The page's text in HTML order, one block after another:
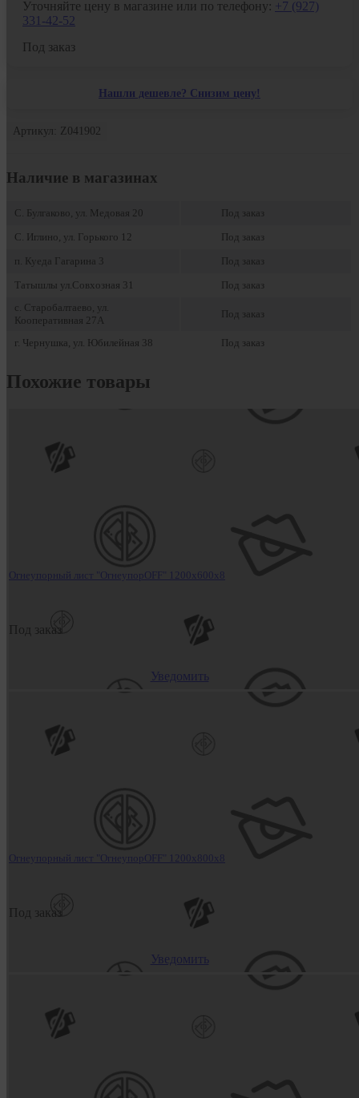
Уточняйте цену в магазине или по телефону: +7 (927)
331-42-52
Под заказ
Нашли дешевле? Снизим цену!
Артикул: Z041902
Наличие в магазинах
С. Булгаково, ул. Медовая 20
Под заказ
С. Иглино, ул. Горького 12
Под заказ
п. Куеда Гагарина 3
Под заказ
Татышлы ул.Совхозная 31
Под заказ
с. Старобалтаево, ул.
Кооперативная 27А
Под заказ
г. Чернушка, ул. Юбилейная 38 Под заказ
Похожие товары
Огнеупорный лист "ОгнеупорOFF" 1200x600x8
Под заказ
Уведомить
Огнеупорный лист "ОгнеупорOFF" 1200x800x8
Под заказ
Уведомить